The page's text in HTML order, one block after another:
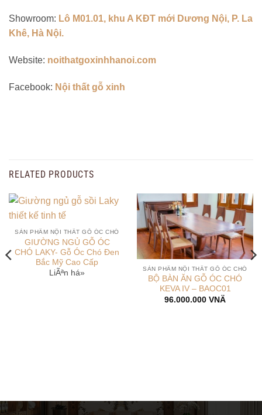
Showroom: Lô M01.01, khu A KĐT mới Dương Nội, P. La
Khê, Hà Nội.
Website: noithatgoxinhhanoi.com
Facebook: Nội thất gỗ xinh
RELATED PRODUCTS
SẢN PHẨM NỘI THẤT GỖ ÓC CHÓ
GIƯỜNG NGỦ GỖ ÓC
CHÓ LAKY- Gỗ Óc Chó Đen
Bắc Mỹ Cao Cấp
LiÃªn há»
SẢN PHẨM NỘI THẤT GỖ ÓC CHÓ
BỘ BÀN ĂN GỖ ÓC CHÓ
KEVA IV – BAOC01
96.000.000 VNÄ